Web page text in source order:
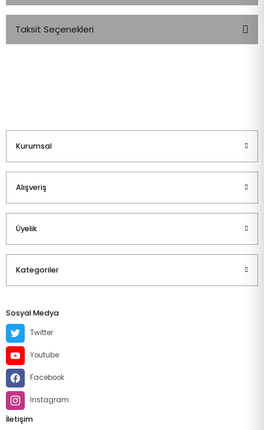
Taksit Seçenekleri
Kurumsal
Alışveriş
Üyelik
Kategoriler
Sosyal Medya
Twitter
Youtube
Facebook
Instagram
İletişim